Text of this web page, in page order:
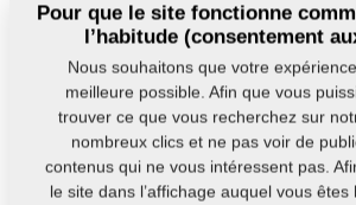
À
télécharger
Pour que le site fonctionne
l’habitude (consentement
Nous souhaitons que votre
meilleure possible. Afin que vous
trouver ce que vous recherchez sur
nombreux clics et ne pas voir de
contenus qui ne vous intéressent pas.
le site dans l’affichage auquel vous êtes